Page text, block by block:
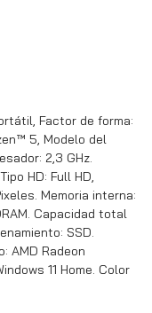
Factor de forma:
5, Modelo del
2,3 GHz.
HD: Full HD,
Memoria interna:
Capacidad total
SSD.
AMD Radeon
11 Home. Color